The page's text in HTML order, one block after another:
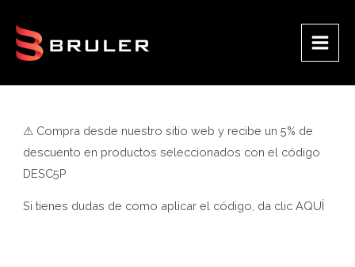
contenido
Main
⚠ Compra desde nuestro sitio web y recibe un 5% de
descuento en productos seleccionados con el código
DESC5P
Si tienes dudas de como aplicar el código, da clicAQUÍ